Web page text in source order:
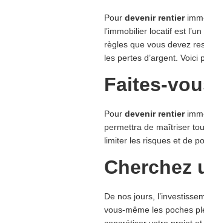
Pour devenir rentier
l’immobilier locatif est
règles que vous devez
les pertes d’argent. Voici
Faites-
Pour devenir rentier
permettra de maîtriser
limiter les risques et de
Cherchez
De nos jours,
vous-même les poches